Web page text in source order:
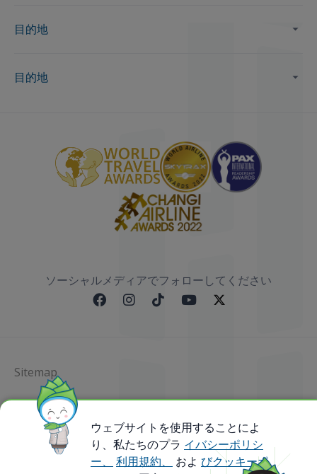
目的地
目的地
ソーシャルメディアでフォローしてください
Sitemap
@ 2023 Bamboo Airways Copyright. All Rights
Reserved.
Business Registration Code: 010786737
ウェブサイトを使用することによ
り、私たちのプラ イバシーポリシ
ー、
利用規約、 およ びクッキーポ